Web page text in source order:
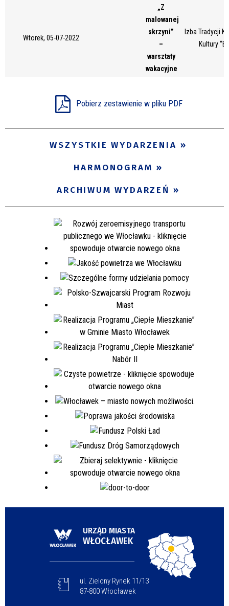
Wtorek, 05-07-2022
„Z
malowanej
skrzyni”
–
warsztaty
wakacyjne
Izba Tradycji
Kultury
Pobierz zestawienie w pliku PDF
WSZYSTKIE WYDARZENIA
HARMONOGRAM
ARCHIWUM WYDARZEŃ
URZĄD MIASTA
WŁOCŁAWEK
ul. Zielony Rynek 11/13
87-800 Włocławek